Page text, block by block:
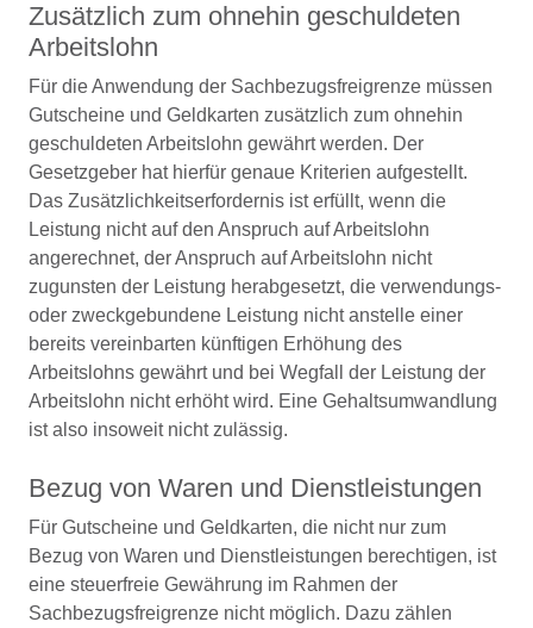
Zusätzlich zum ohnehin geschuldeten
Arbeitslohn
Für die Anwendung der Sachbezugsfreigrenze müssen
Gutscheine und Geldkarten zusätzlich zum ohnehin
geschuldeten Arbeitslohn gewährt werden. Der
Gesetzgeber hat hierfür genaue Kriterien aufgestellt.
Das Zusätzlichkeitserfordernis ist erfüllt, wenn die
Leistung nicht auf den Anspruch auf Arbeitslohn
angerechnet, der Anspruch auf Arbeitslohn nicht
zugunsten der Leistung herabgesetzt, die verwendungs-
oder zweckgebundene Leistung nicht anstelle einer
bereits vereinbarten künftigen Erhöhung des
Arbeitslohns gewährt und bei Wegfall der Leistung der
Arbeitslohn nicht erhöht wird. Eine Gehaltsumwandlung
ist also insoweit nicht zulässig.
Bezug von Waren und Dienstleistungen
Für Gutscheine und Geldkarten, die nicht nur zum
Bezug von Waren und Dienstleistungen berechtigen, ist
eine steuerfreie Gewährung im Rahmen der
Sachbezugsfreigrenze nicht möglich. Dazu zählen